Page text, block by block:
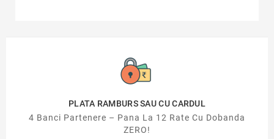
PLATA RAMBURS SAU CU CARDUL
4 Banci Partenere – Pana La 12 Rate Cu Dobanda
ZERO!